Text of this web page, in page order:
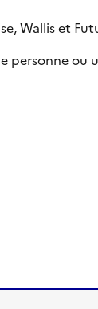
Wallis et
ou